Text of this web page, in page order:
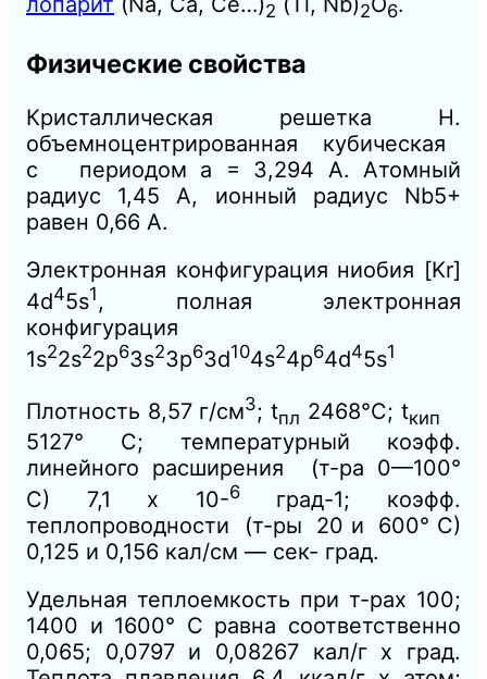
2 2 6
Физические свойства
Кристаллическая решетка Н.
объемноцентрированная кубическая
с периодом а = 3,294 А. Атомный
радиус 1,45 А, ионный радиус Nb5+
равен 0,66 А.
Электронная конфигурация ниобия [Kr]
4d45s1 , полная электронная
конфигурация
1s22s22p63s23p63d104s24p64d45s1
Плотность 8,57 г/см3; tпл 2468°С; tкип
5127° С; температурный коэфф.
линейного расширения (т-ра 0—100°
С) 7,1 х 10-6град-1; коэфф.
теплопроводности (т-ры 20 и 600° С)
0,125 и 0,156 кал/см — сек- град.
Удельная теплоемкость при т-рах 100;
1400 и 1600° С равна соответственно
0,065; 0,0797 и 0,08267 кал/г х град.